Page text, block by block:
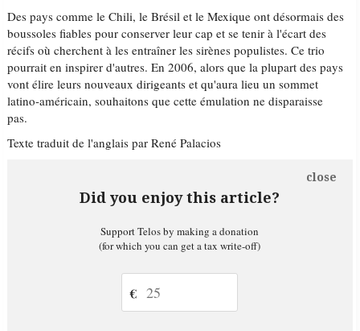
Des pays comme le Chili, le Brésil et le Mexique ont désormais des
boussoles fiables pour conserver leur cap et se tenir à l'écart des
récifs où cherchent à les entraîner les sirènes populistes. Ce trio
pourrait en inspirer d'autres. En 2006, alors que la plupart des pays
vont élire leurs nouveaux dirigeants et qu'aura lieu un sommet
latino-américain, souhaitons que cette émulation ne disparaisse
pas.
Texte traduit de l'anglais par René Palacios
Did you enjoy this article?
close
Support Telos by making a donation
(for which you can get a tax write-off)
€